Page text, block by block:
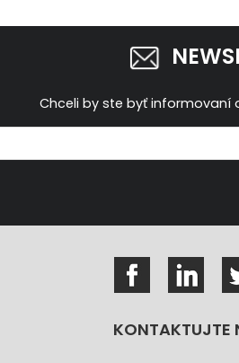
Chceli by ste byť informovaní
KONTAKTUJTE